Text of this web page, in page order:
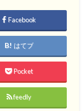
Facebook
はてブ
Pocket
feedly